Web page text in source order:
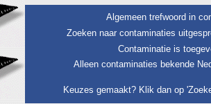
Algemeen trefwoord in
Zoeken naar contaminaties
Contaminatie is
Alleen contaminaties bekende
Keuzes gemaakt? Klik dan op